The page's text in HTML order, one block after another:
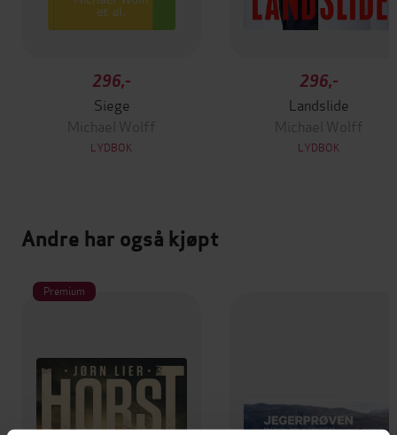
296,-
Siege
Michael Wolff
LYDBOK
296,-
Landslide
Michael Wolff
LYDBOK
Andre har også kjøpt
Premium